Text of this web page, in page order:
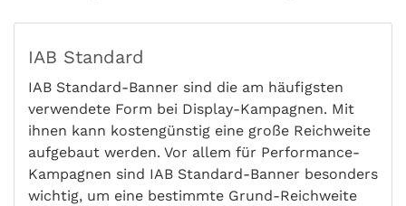
IAB Standard
IAB Standard-Banner sind die am häufigsten
verwendete Form bei Display-Kampagnen. Mit
ihnen kann kostengünstig eine große Reichweite
aufgebaut werden. Vor allem für Performance-
Kampagnen sind IAB Standard-Banner besonders
wichtig, um eine bestimmte Grund-Reichweite